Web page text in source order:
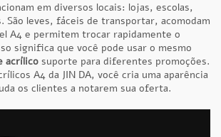
em diversos locais: lojas, escolas,
São leves, fáceis de transportar, acomodam
A4 e permitem trocar rapidamente o
significa que você pode usar o mesmo
acrílico suporte para diferentes promoções.
A4 da JIN DA, você cria uma aparência
os clientes a notarem sua oferta.